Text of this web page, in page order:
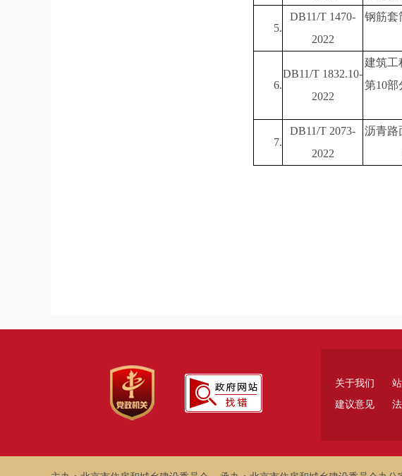
5.
DB11/T 1470-
2022
钢筋套
6.
DB11/T 1832.10-
2022
建筑工
第10部
7.
DB11/T 2073-
2022
沥青路
关于我们
建议意见